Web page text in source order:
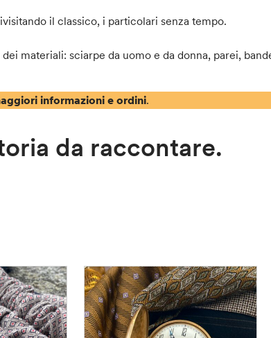
il classico, i particolari senza tempo.
materiali: sciarpe da uomo e da donna, parei,
informazioni e ordini.
da raccontare.